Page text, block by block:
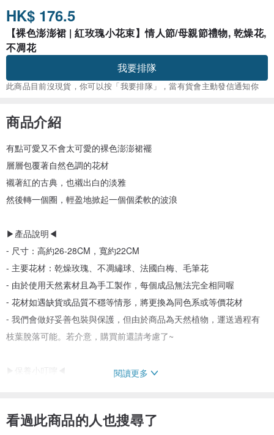
HK$ 176.5
【裸色澎澎裙 | 紅玫瑰小花束】情人節/母親節禮物, 乾燥花,
不凋花
我要排隊
此商品目前沒現貨，你可以按「我要排隊」，當有貨會主動發信通知你
商品介紹
有點可愛又不會太可愛的裸色澎澎裙襬
層層包覆著自然色調的花材
襯著紅的古典，也襯出白的淡雅
然後轉一個圈，輕盈地掀起一個個柔軟的波浪
▶產品說明◀
⁃ 尺寸：高約26-28CM，寬約22CM
- 主要花材：乾燥玫瑰、不凋繡球、法國白梅、毛筆花
⁃ 由於使用天然素材且為手工製作，每個成品無法完全相同喔
⁃ 花材如遇缺貨或品質不穩等情形，將更換為同色系或等價花材
⁃ 我們會做好妥善包裝與保護，但由於商品為天然植物，運送過程有
枝葉脫落可能。若介意，購買前還請考慮了~
▶保養小叮嚀◀
⁃ 如欲持久保存，請放置於不潮濕、陽光不會直射的地方，通風處尤
閱讀更多
看過此商品的人也搜尋了